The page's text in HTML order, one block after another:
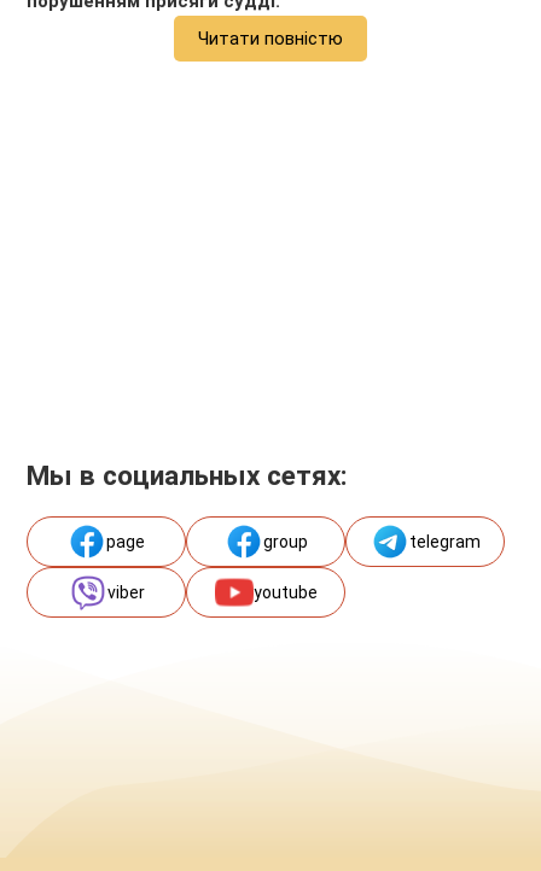
Читати повністю
Мы в социальных сетях:
page group telegram
viber youtube